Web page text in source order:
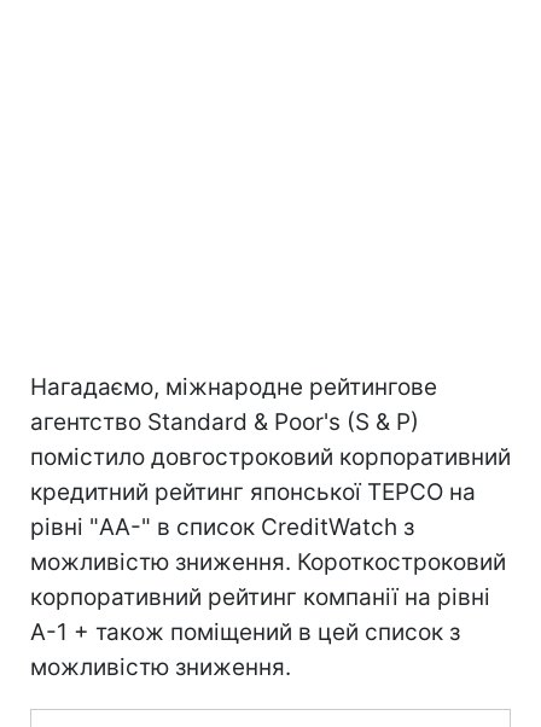
Нагадаємо, міжнародне рейтингове
агентство Standard & Poor's (S & P)
помістило довгостроковий корпоративний
кредитний рейтинг японської TEPCO на
рівні "AA-" в список CreditWatch з
можливістю зниження. Короткостроковий
корпоративний рейтинг компанії на рівні
A-1 + також поміщений в цей список з
можливістю зниження.